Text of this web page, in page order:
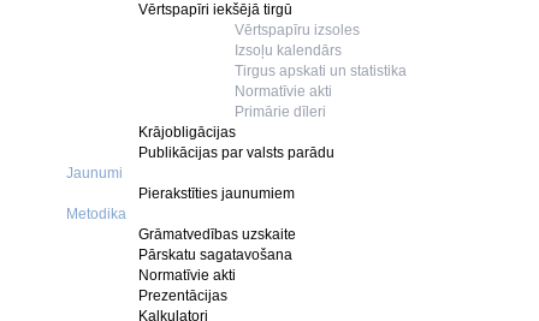
Vērtspapīri iekšējā tirgū
Vērtspapīru izsoles
Izsoļu kalendārs
Tirgus apskati un statistika
Normatīvie akti
Primārie dīleri
Krājobligācijas
Publikācijas par valsts parādu
Jaunumi
Pierakstīties jaunumiem
Metodika
Grāmatvedības uzskaite
Pārskatu sagatavošana
Normatīvie akti
Prezentācijas
Kalkulatori